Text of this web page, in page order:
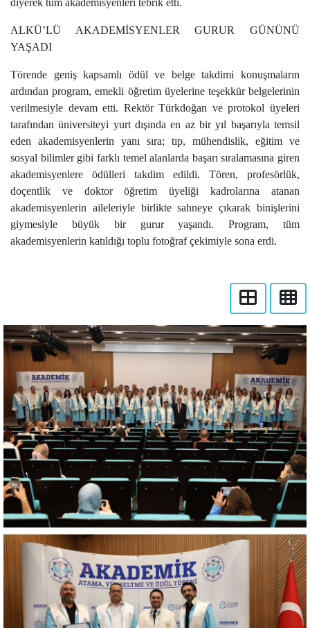
diyerek tüm akademisyenleri tebrik etti.
ALKÜ’LÜ AKADEMİSYENLER GURUR GÜNÜNÜ
YAŞADI
Törende geniş kapsamlı ödül ve belge takdimi konuşmaların
ardından program, emekli öğretim üyelerine teşekkür belgelerinin
verilmesiyle devam etti. Rektör Türkdoğan ve protokol üyeleri
tarafından üniversiteyi yurt dışında en az bir yıl başarıyla temsil
eden akademisyenlerin yanı sıra; tıp, mühendislik, eğitim ve
sosyal bilimler gibi farklı temel alanlarda başarı sıralamasına giren
akademisyenlere ödülleri takdim edildi. Tören, profesörlük,
doçentlik ve doktor öğretim üyeliği kadrolarına atanan
akademisyenlerin aileleriyle birlikte sahneye çıkarak binişlerini
giymesiyle büyük bir gurur yaşandı. Program, tüm
akademisyenlerin katıldığı toplu fotoğraf çekimiyle sona erdi.